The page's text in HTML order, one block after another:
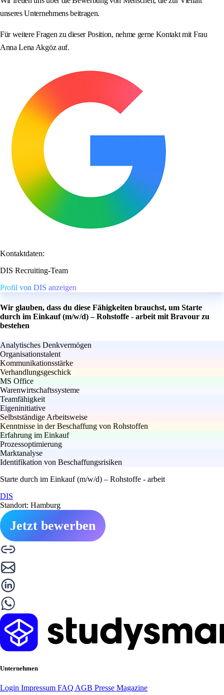
unseres Unternehmens beitragen.
Für weitere Fragen zu dieser Position, nehme gerne Kontakt mit Frau
Anna Lena Akgöz auf.
Kontaktdaten:
DIS Recruiting-Team
Profil von DIS anzeigen
Wir glauben, dass du diese Fähigkeiten brauchst, um Starte
durch im Einkauf (m/w/d) – Rohstoffe - arbeit mit Bravour zu
bestehen
Analytisches Denkvermögen
Organisationstalent
Kommunikationsstärke
Verhandlungsgeschick
MS Office
Warenwirtschaftssysteme
Teamfähigkeit
Eigeninitiative
Selbstständige Arbeitsweise
Kenntnisse in der Beschaffung von Rohstoffen
Erfahrung im Einkauf
Prozessoptimierung
Marktanalyse
Identifikation von Beschaffungsrisiken
Starte durch im Einkauf (m/w/d) – Rohstoffe - arbeit
DIS
Standort: Hamburg
Jetzt bewerben
Unternehmen
Login Impressum FAQ AGB Presse Magazine